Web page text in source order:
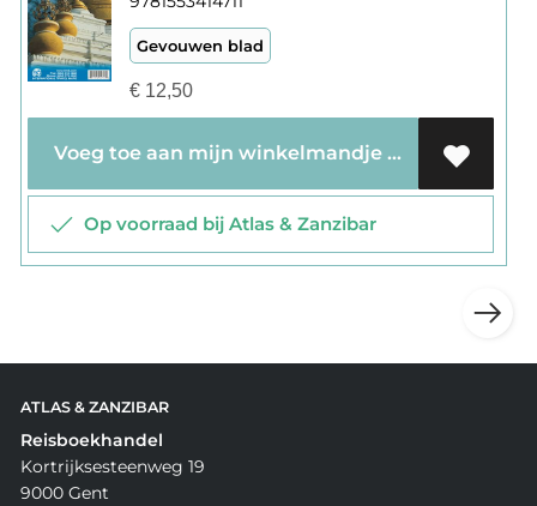
Gevouwen blad
€12,50
Voeg toe aan mijn winkelmandje
Op voorraad bij Atlas & Zanzibar
ATLAS & ZANZIBAR
Reisboekhandel
Kortrijksesteenweg 19
9000 Gent